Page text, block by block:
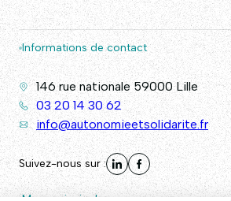
Informations de contact
146 rue nationale 59000 Lille
03 20 14 30 62
info@autonomieetsolidarite.fr
Suivez-nous sur :